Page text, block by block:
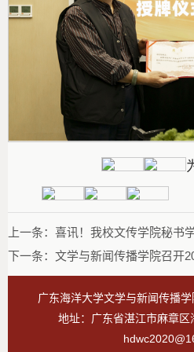
上一条： 喜讯！我校文传学院秘书学专业学子荣获全
下一条： 文学与新闻传播学院召开2021
广东海洋大学文学与新闻传播
地址：广东省湛江市麻章